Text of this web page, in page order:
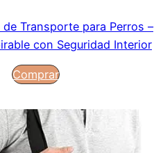
Transporte para Perros –
con Seguridad Interior
Comprar